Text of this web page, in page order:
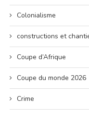
Colonialisme
constructions et
Coupe d’Afrique
Coupe du monde 2026
Crime